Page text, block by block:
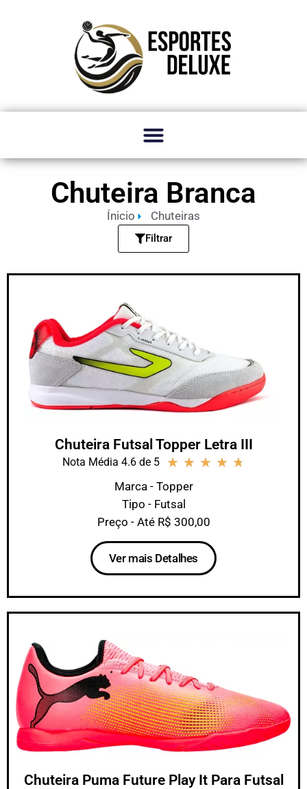
Chuteira Branca
Ínicio Chuteiras
Filtrar
Chuteira Futsal Topper Letra III
Nota Média 4.6 de 5 ★ ★ ★ ★ ★
Marca - Topper
Tipo - Futsal
Preço - Até R$ 300,00
Ver mais Detalhes
Chuteira Puma Future Play It Para Futsal